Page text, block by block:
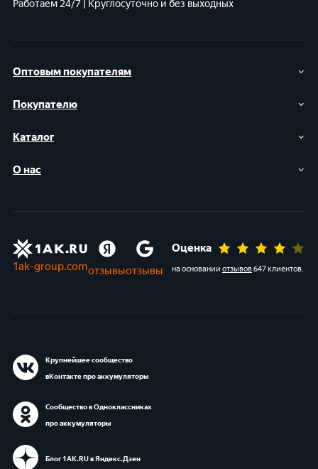
Оптовым покупателям
Покупателю
Каталог
О нас
Работаем 24/7 | Круглосуточно и без выходных
1ak-group.comотзывыотзывы
Оценка
на основании отзывов647 клиентов.
Крупнейшее сообщество
вКонтакте про аккумуляторы
Сообщество в Одноклассниках
про аккумуляторы
Блог 1АК.RU в Яндекс.Дзен